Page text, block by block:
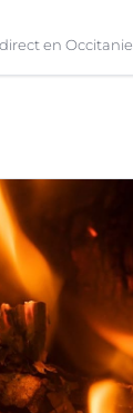
en Occitanie